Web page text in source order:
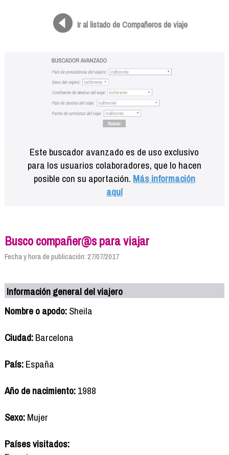
Ir al listado de Compañeros de viaje
Este buscador avanzado es de uso exclusivo
para los usuarios colaboradores, que lo hacen
posible con su aportación. Más información
aquí
Busco compañer@s para viajar
Fecha y hora de publicación: 27/07/2017
Información general del viajero
Nombre o apodo:Sheila
Ciudad:Barcelona
País:España
Año de nacimiento:1988
Sexo:Mujer
Países visitados: